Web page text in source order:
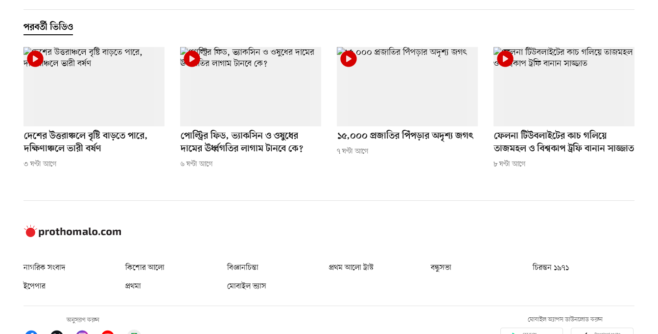
পরবর্তী ভিডিও
দেশের উত্তরাঞ্চলে বৃষ্টি বাড়তে পারে,
দক্ষিণাঞ্চলে ভারী বর্ষণ
৩ ঘণ্টা আগে
পোল্ট্রির ফিড, ভ্যাকসিন ও ওষুধের
দামের ঊর্ধ্বগতির লাগাম টানবে কে?
৬ ঘণ্টা আগে
১৫,০০০ প্রজাতির পিঁপড়ার অদৃশ্য জগৎ
৭ ঘণ্টা আগে
ফেলনা টিউবলাইটের কাচ গলিয়ে
তাজমহল ও বিশ্বকাপ ট্রফি বানান সাজ্জাত
৮ ঘণ্টা আগে
নাগরিক সংবাদ কিশোর আলো বিজ্ঞানচিন্তা প্রথম আলো ট্রাস্ট বন্ধুসভা
চিরন্তন ১৯৭১
ইপেপার
প্রথমা মোবাইল ভ্যাস
অনুসরণ করুন মোবাইল অ্যাপস ডাউনলোড করুন